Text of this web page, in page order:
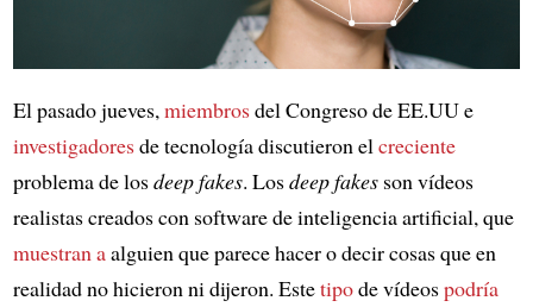
El pasado jueves, miembrosdel Congreso de EE.UU e
investigadoresde tecnología discutieron el creciente
problema de losdeep fakes. Losdeep fakesson vídeos
realistas creados con software de inteligencia artificial, que
muestran aalguien que parece hacer o decir cosas que en
realidad no hicieron ni dijeron. Estetipode vídeospodría